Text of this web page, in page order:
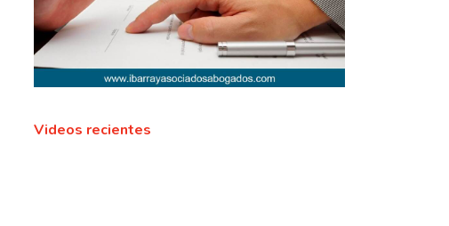
Videos recientes